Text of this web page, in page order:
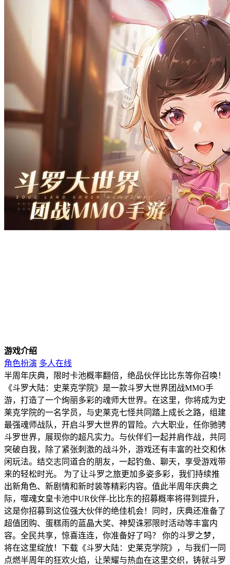
游戏介绍
角色扮演 多人在线
半周年庆典，限时卡池概率翻倍，绝品伙伴比比东等你召唤！
《斗罗大陆：史莱克学院》是一款斗罗大世界团战MMO手
游，打造了一个绚丽多彩的魂师大世界。在这里，你将成为史
莱克学院的一名学员，与史莱克七怪共同踏上成长之路，组建
最强魂师战队，开启斗罗大世界的冒险。六大职业，任你驰骋
斗罗世界，展现你的超凡实力。与伙伴们一起并肩作战，共同
突破自我，除了紧张刺激的战斗外，游戏还有丰富的社交和休
闲玩法。结交志同道合的朋友，一起钓鱼、聊天，享受游戏带
来的轻松时光。 为了让斗罗之旅更加多姿多彩，我们持续推
出新角色、新剧情和新时装等精彩内容。值此半周年庆典之
际，噬魂女皇卡池中UR伙伴-比比东的招募概率将得到提升，
这是你招募到这位强大伙伴的绝佳机会！同时，庆典还准备了
超值团购、蛋糕雨的蓝晶大奖、神契诛邪限时活动等丰富内
容。全民共享，惊喜连连，你准备好了吗？ 你的斗罗之梦，
将在这里绽放！下载《斗罗大陆：史莱克学院》，与我们一同
点燃半周年的狂欢火焰，让荣耀与热血在这里交织，铸就斗罗